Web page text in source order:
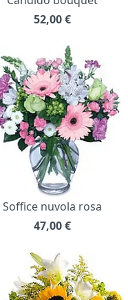
52,00€
Soffice nuvola rosa
47,00€